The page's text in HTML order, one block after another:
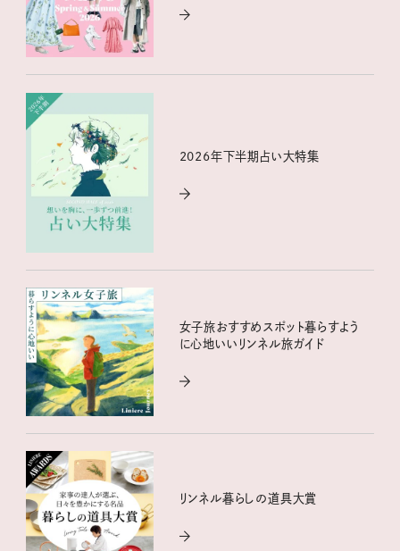
2026年下半期占い大特集
女子旅おすすめスポット暮らすよう
に心地いいリンネル旅ガイド
リンネル暮らしの道具大賞